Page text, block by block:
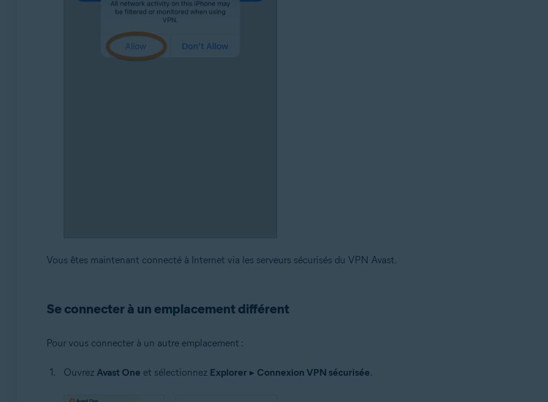
Vous êtes maintenant connecté à Internet via les serveurs sécurisés du VPN Avast.
Se connecter à un emplacement différent
Pour vous connecter à un autre emplacement :
Ouvrez Avast One et sélectionnez Explorer ▸ Connexion VPN sécurisée.